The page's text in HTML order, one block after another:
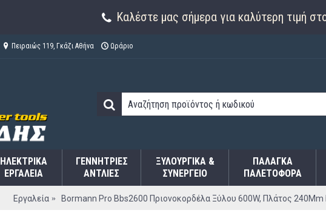
Καλέστε μας σήμερα για καλύτερη τιμή
Πειραιώς 119, Γκάζι Αθήνα Ωράριο
ΗΛΕΚΤΡΙΚΆ
ΕΡΓΑΛΕΊΑ
ΓΕΝΝΉΤΡΙΕΣ
ΑΝΤΛΊΕΣ
ΞΥΛΟΥΡΓΙΚΑ &
ΣΥΝΕΡΓΕΙΟ
ΠΑΛΆΓΚΑ
ΠΑΛΕΤΟΦΌΡΑ
Εργαλεία Bormann Pro Bbs2600 Πριονοκορδέλα Ξύλου 600W, Πλάτος